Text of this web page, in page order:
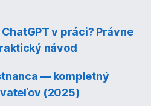
v práci? Právne
návod
— kompletný
(2025)